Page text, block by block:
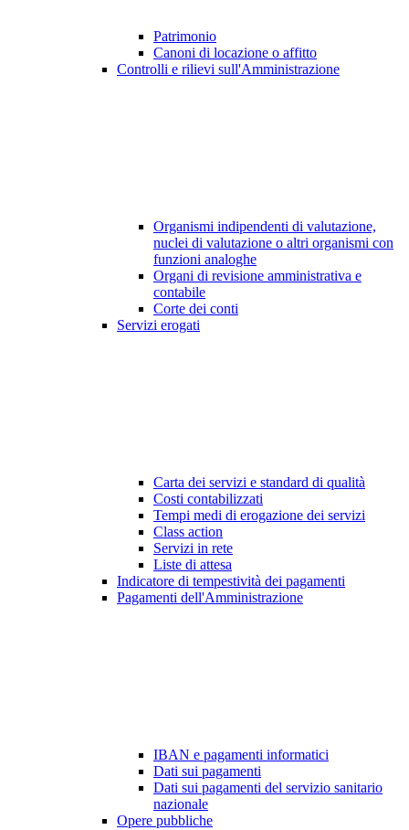
Patrimonio
Canoni di locazione o affitto
Controlli e rilievi sull'Amministrazione
Organismi indipendenti di valutazione,
nuclei di valutazione o altri organismi con
funzioni analoghe
Organi di revisione amministrativa e
contabile
Corte dei conti
Servizi erogati
Carta dei servizi e standard di qualità
Costi contabilizzati
Tempi medi di erogazione dei servizi
Class action
Servizi in rete
Liste di attesa
Indicatore di tempestività dei pagamenti
Pagamenti dell'Amministrazione
IBAN e pagamenti informatici
Dati sui pagamenti
Dati sui pagamenti del servizio sanitario
nazionale
Opere pubbliche